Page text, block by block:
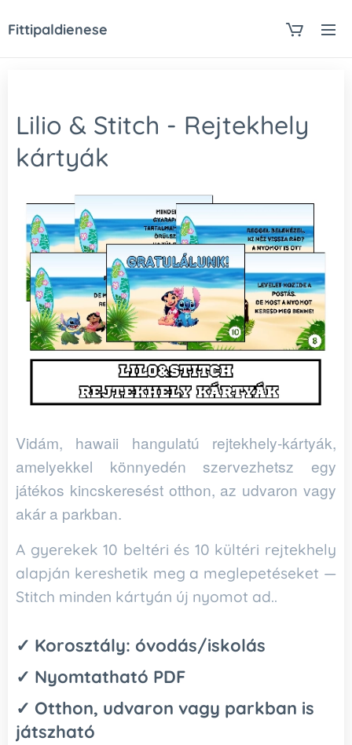
Fittipaldienese
Lilio & Stitch - Rejtekhely
kártyák
Vidám, hawaii hangulatú rejtekhely‑kártyák,
amelyekkel könnyedén szervezhetsz egy
játékos kincskeresést otthon, az udvaron vagy
akár a parkban.
A gyerekek 10 beltéri és 10 kültéri rejtekhely
alapján kereshetik meg a meglepetéseket —
Stitch minden kártyán új nyomot ad..
✓ Korosztály: óvodás/iskolás
✓ Nyomtatható PDF
✓ Otthon, udvaron vagy parkban is
játszható